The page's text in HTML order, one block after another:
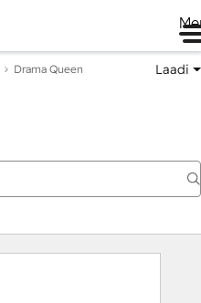
Drama Queen Laadi